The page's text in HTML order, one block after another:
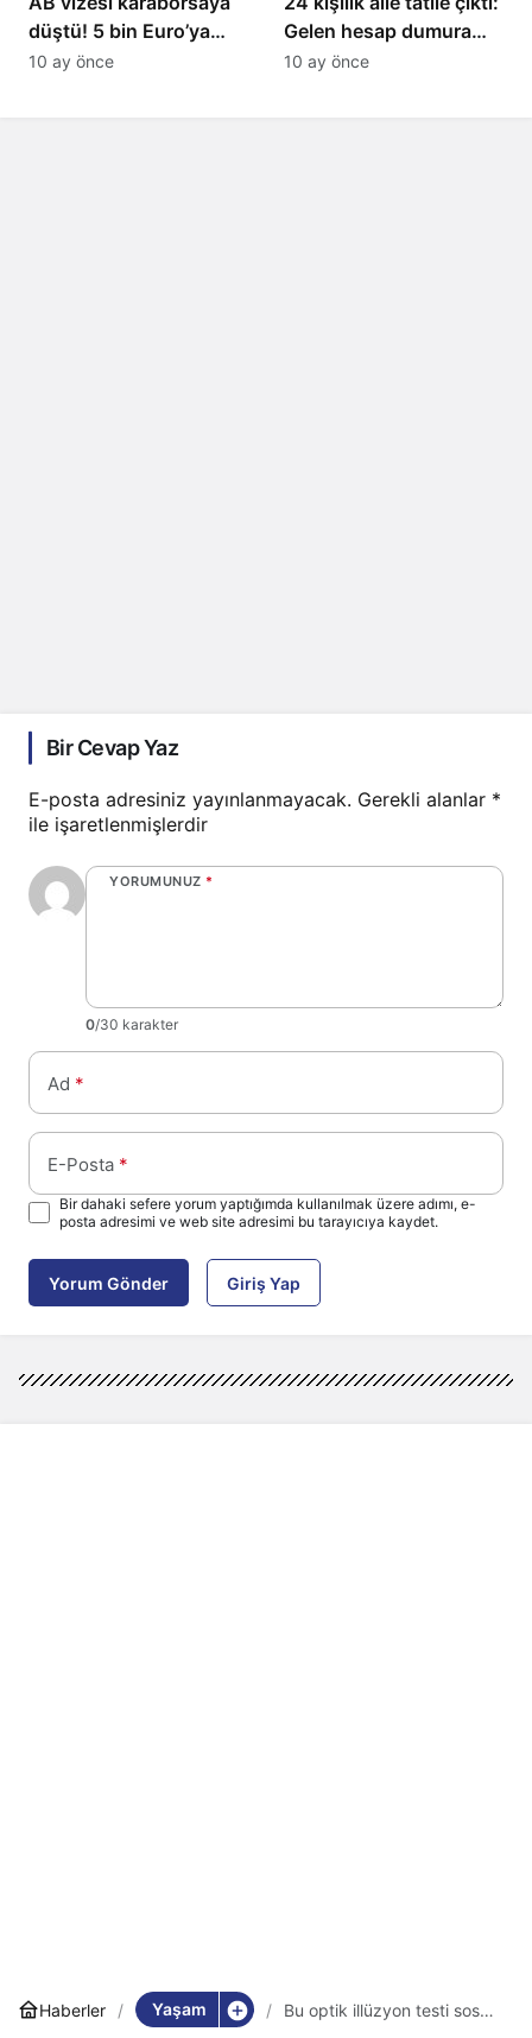
düştü! 5 bin Euro’ya
varan fiyatlarla
10 ay önce
Gelen hesap dumura
uğrattı
10 ay önce
Bir Cevap Yaz
E-posta adresiniz yayınlanmayacak. Gerekli alanlar *
ile işaretlenmişlerdir
YORUMUNUZ *
0/30 karakter
Ad *
E-Posta *
Bir dahaki sefere yorum yaptığımda kullanılmak üzere adımı, e-
posta adresimi ve web site adresimi bu tarayıcıya kaydet.
Yorum Gönder Giriş Yap
Haberler Yaşam
Bu optik illüzyon testi sosyal